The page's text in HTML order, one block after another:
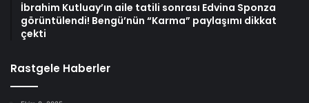
İbrahim Kutluay’ın aile tatili sonrası Edvina Sponza
görüntülendi! Bengü’nün “Karma” paylaşımı dikkat
çekti
Rastgele Haberler